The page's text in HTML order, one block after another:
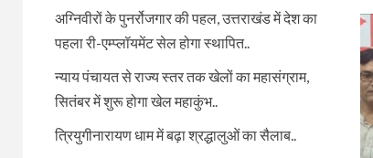
अग्निवीरों के पुनर्रोजगार की पहल, उत्तराखंड में देश का
पहला री-एम्प्लॉयमेंट सेल होगा स्थापित..
न्याय पंचायत से राज्य स्तर तक खेलों का महासंग्राम,
सितंबर में शुरू होगा खेल महाकुंभ..
त्रियुगीनारायण धाम में बढ़ा श्रद्धालुओं का सैलाब..